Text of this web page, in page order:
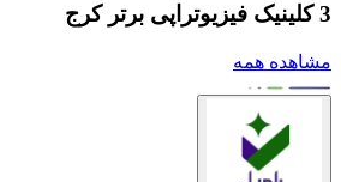
3 کلینیک فیزیوتراپی برتر کرج
مشاهده همه